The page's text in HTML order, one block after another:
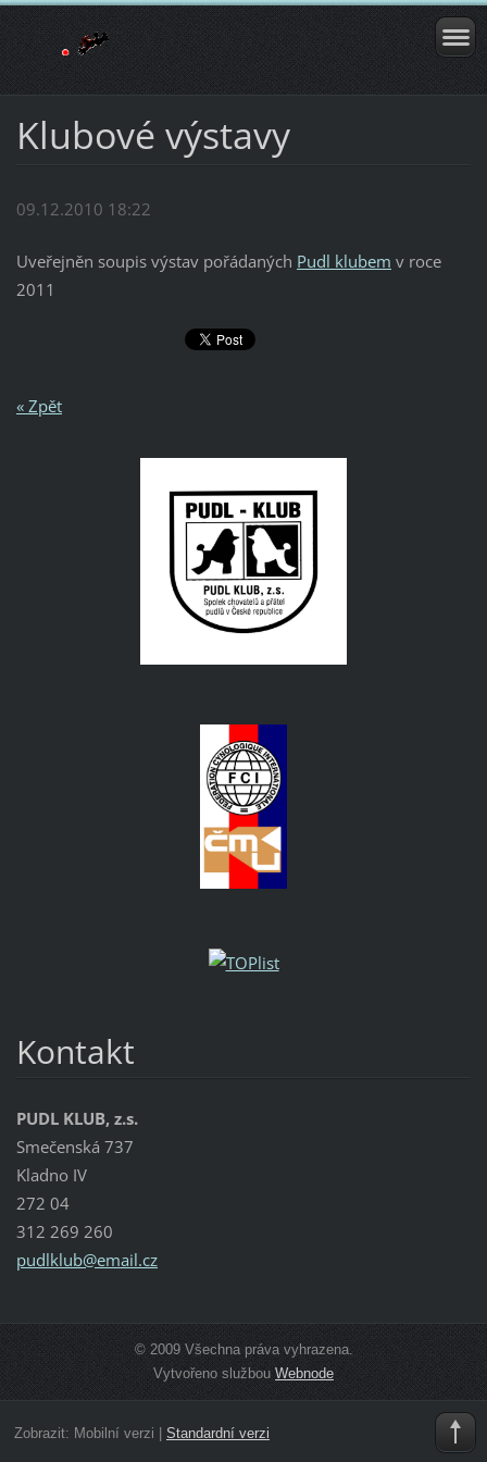
Klubové výstavy
09.12.2010 18:22
Uveřejněn soupis výstav pořádaných Pudl klubem v roce
2011
« Zpět
Kontakt
PUDL KLUB, z.s.
Smečenská 737
Kladno IV
272 04
312 269 260
pudlklub@email.cz
© 2009 Všechna práva vyhrazena.
Vytvořeno službou Webnode
Zobrazit: Mobilní verzi Standardní verzi